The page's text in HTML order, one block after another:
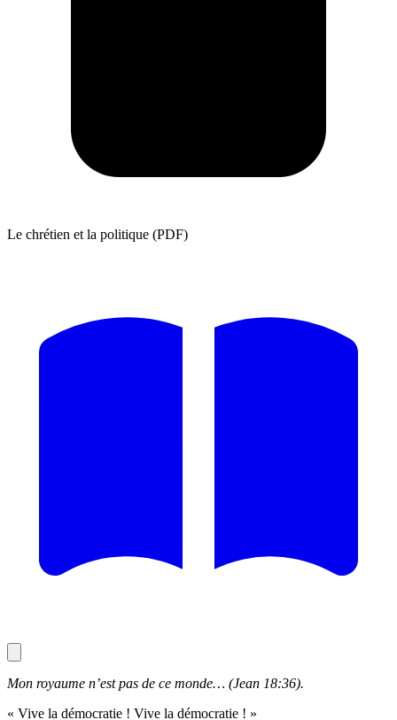
Le chrétien et la politique (PDF)
Mon royaume n’est pas de ce monde… (Jean 18:36).
« Vive la démocratie ! Vive la démocratie ! »